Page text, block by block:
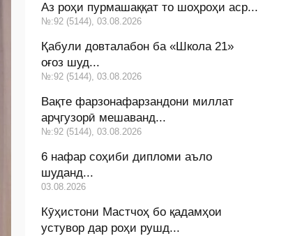
Аз роҳи пурмашаққат то шоҳроҳи аср...
№:92 (5144), 03.08.2026
Қабули довталабон ба «Школа 21»
оғоз шуд...
№:92 (5144), 03.08.2026
Вақте фарзонафарзандони миллат
арҷгузорӣ мешаванд...
№:92 (5144), 03.08.2026
6 нафар соҳиби дипломи аъло
шуданд...
03.08.2026
Кӯҳистони Мастчоҳ бо қадамҳои
устувор дар роҳи рушд...